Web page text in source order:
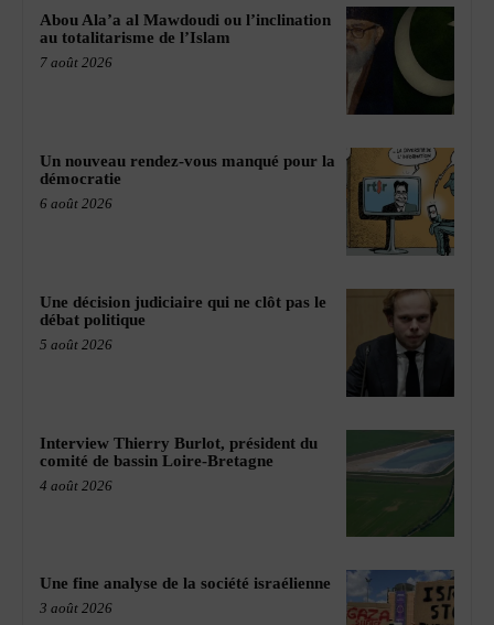
Abou Ala’a al Mawdoudi ou l’inclination
au totalitarisme de l’Islam
7 août 2026
Un nouveau rendez-vous manqué pour la
démocratie
6 août 2026
Une décision judiciaire qui ne clôt pas le
débat politique
5 août 2026
Interview Thierry Burlot, président du
comité de bassin Loire-Bretagne
4 août 2026
Une fine analyse de la société israélienne
3 août 2026